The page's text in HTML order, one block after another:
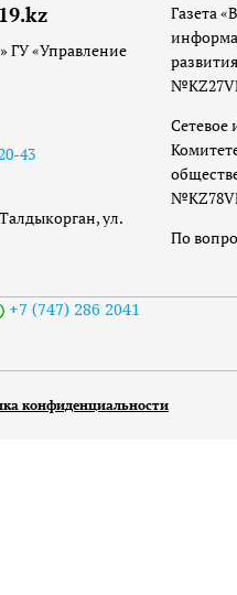
ГУ «Управление
43
ул.
Газета
Сетевое
По
+7 (747) 286 2041
конфиденциальности